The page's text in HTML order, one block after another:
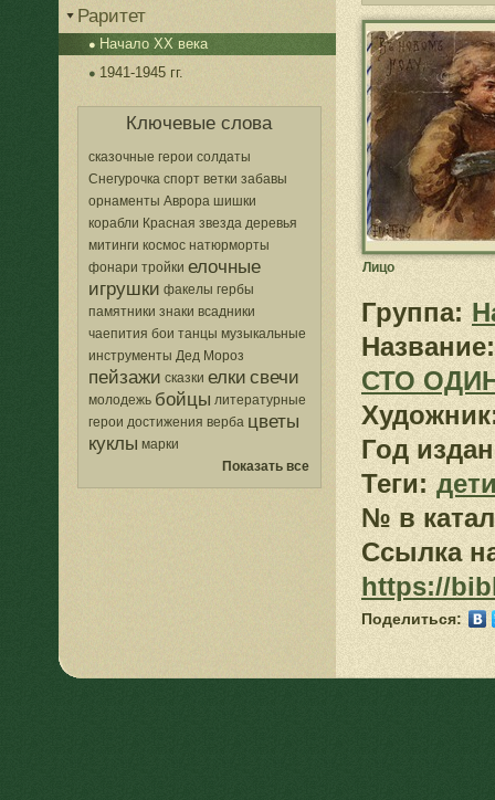
Раритет
Начало XX века
1941-1945 гг.
Ключевые слова
сказочные герои солдаты
Снегурочка спорт ветки забавы
орнаменты Аврора шишки
корабли Красная звезда деревья
митинги космос натюрморты
фонари тройки елочные
игрушки факелы гербы
памятники знаки всадники
чаепития бои танцы музыкальные
инструменты Дед Мороз
пейзажи сказки елки свечи
молодежь бойцы литературные
герои достижения верба цветы
куклы марки
Показать все
Лицо
Группа:
Название:
СТО
Год
Теги:
№ в
Ссылка
https://
Поделиться: